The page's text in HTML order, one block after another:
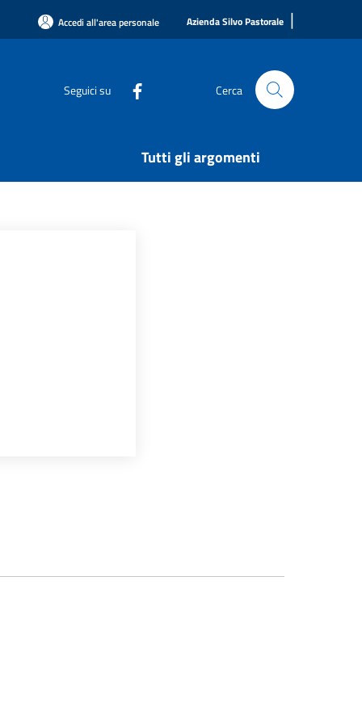
Accedi all'area personale Azienda Silvo Pastorale |
Seguici su Cerca
Tutti gli argomenti